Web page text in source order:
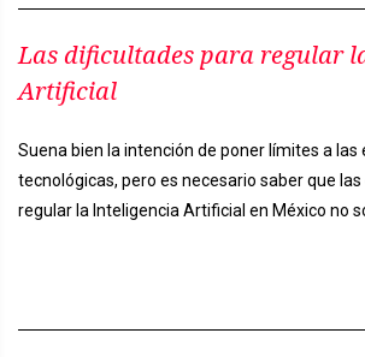
Las dificultades para regular
Artificial
Suena bien la intención de poner límites a las
tecnológicas, pero es necesario saber que
regular la Inteligencia Artificial en México no